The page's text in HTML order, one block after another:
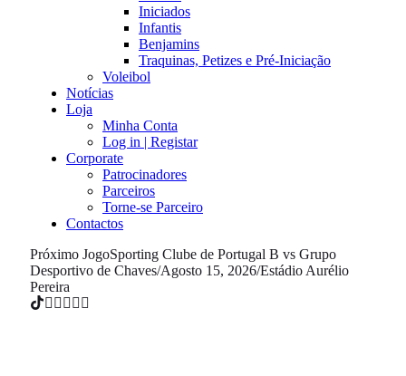
Iniciados
Infantis
Benjamins
Traquinas, Petizes e Pré-Iniciação
Voleibol
Notícias
Loja
Minha Conta
Log in | Registar
Corporate
Patrocinadores
Parceiros
Torne-se Parceiro
Contactos
Próximo JogoSporting Clube de Portugal B vs Grupo
Desportivo de Chaves/Agosto 15, 2026/Estádio Aurélio
Pereira